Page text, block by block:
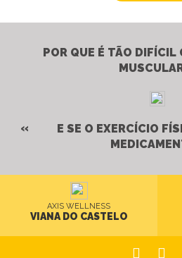
POR QUE É TÃO DIFÍCIL
E SE O EXERCÍCIO
AXIS WELLNESS
VIANA DO CASTELO